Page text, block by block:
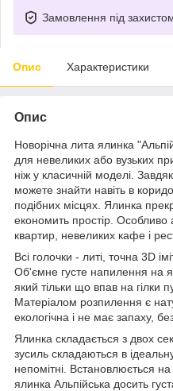
Замовлення під
Опис Характеристики
Опис
Новорічна лита ялинка
для невеликих або вузьких
ніж у класичній моделі.
можете знайти навіть в
подібних місцях. Ялинка
економить простір. Особливо
квартир, невеликих кафе і
Всі голочки - литі, точна 3D
Об'ємне густе напилення на
який тільки що впав на гілки
Матеріалом розпилення є
екологічна і не має запаху,
Ялинка складається з двох
зусиль складаються в
непомітні. Встановлюється
ялинка Альпійська досить